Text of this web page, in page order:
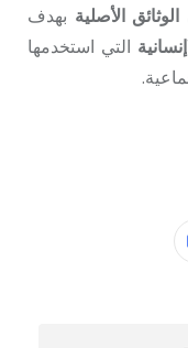
الأصلية بهدف
التي استخدمها